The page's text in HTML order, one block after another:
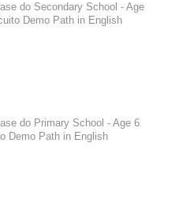
do Secondary School - Age
Demo Path in English
do Primary School - Age 6
Demo Path in English